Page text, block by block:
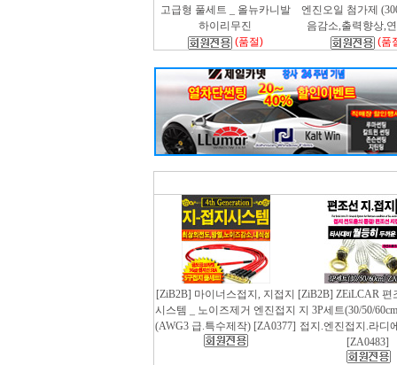
고급형 풀세트 _ 올뉴카니발
하이리무진
(품절)
엔진오일 첨가제
음감소,출력향상,
(품
[ZiB2B] 마이너스접지, 지접지
시스템 _ 노이즈제거 엔진접지
(AWG3 급.특수제작) [ZA0377]
[ZiB2B] ZEiLCAR 편
지 3P세트(30/50/
접지.엔진접지.라디
[ZA0483]